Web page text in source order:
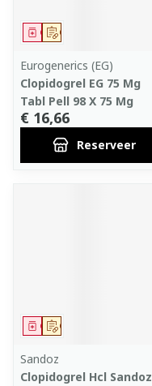
Op voorschrift
Geneesmiddel
Eurogenerics (EG)
Clopidogrel EG 75 Mg
Tabl Pell 98 X 75 Mg
€ 16,66
Reserveer
Op voorschrift
Geneesmiddel
Sandoz
Clopidogrel Hcl Sandoz